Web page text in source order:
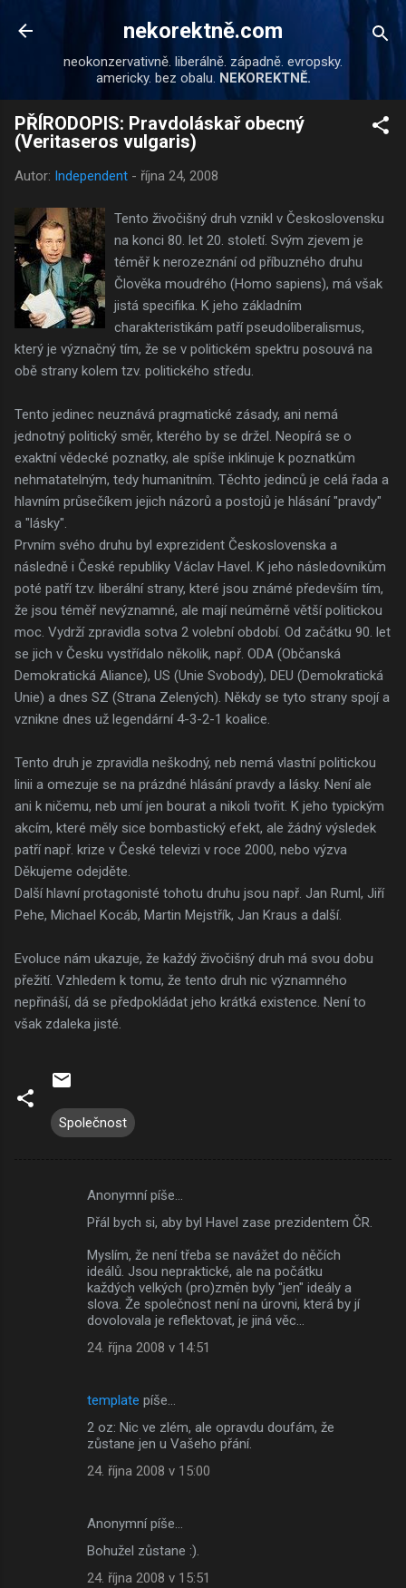
Přeskočit na hlavní obsah
nekorektně.com
neokonzervativně. liberálně. západně. evropsky.
americky. bez obalu. NEKOREKTNĚ.
PŘÍRODOPIS: Pravdoláskař obecný
(Veritaseros vulgaris)
Autor: Independent - října 24, 2008
Tento živočišný druh vznikl v Československu
na konci 80. let 20. století. Svým zjevem je
téměř k nerozeznání od příbuzného druhu
Člověka moudrého (Homo sapiens), má však
jistá specifika. K jeho základním
charakteristikám patří pseudoliberalismus,
který je význačný tím, že se v politickém spektru posouvá na
obě strany kolem tzv. politického středu.
Tento jedinec neuznává pragmatické zásady, ani nemá
jednotný politický směr, kterého by se držel. Neopírá se o
exaktní vědecké poznatky, ale spíše inklinuje k poznatkům
nehmatatelným, tedy humanitním. Těchto jedinců je celá řada a
hlavním průsečíkem jejich názorů a postojů je hlásání "pravdy"
a "lásky".
Prvním svého druhu byl exprezident Československa a
následně i České republiky Václav Havel. K jeho následovníkům
poté patří tzv. liberální strany, které jsou známé především tím,
že jsou téměř nevýznamné, ale mají neúměrně větší politickou
moc. Vydrží zpravidla sotva 2 volební období. Od začátku 90. let
se jich v Česku vystřídalo několik, např. ODA (Občanská
Demokratická Aliance), US (Unie Svobody), DEU (Demokratická
Unie) a dnes SZ (Strana Zelených). Někdy se tyto strany spojí a
vznikne dnes už legendární 4-3-2-1 koalice.
Tento druh je zpravidla neškodný, neb nemá vlastní politickou
linii a omezuje se na prázdné hlásání pravdy a lásky. Není ale
ani k ničemu, neb umí jen bourat a nikoli tvořit. K jeho typickým
akcím, které měly sice bombastický efekt, ale žádný výsledek
patří např. krize v České televizi v roce 2000, nebo výzva
Děkujeme odejděte.
Další hlavní protagonisté tohotu druhu jsou např. Jan Ruml, Jiří
Pehe, Michael Kocáb, Martin Mejstřík, Jan Kraus a další.
Evoluce nám ukazuje, že každý živočišný druh má svou dobu
přežití. Vzhledem k tomu, že tento druh nic významného
nepřináší, dá se předpokládat jeho krátká existence. Není to
však zdaleka jisté.
Společnost
Anonymní píše…
Přál bych si, aby byl Havel zase prezidentem ČR.
Myslím, že není třeba se navážet do něčích
ideálů. Jsou nepraktické, ale na počátku
každých velkých (pro)změn byly "jen" ideály a
slova. Že společnost není na úrovni, která by jí
dovolovala je reflektovat, je jiná věc...
24. října 2008 v 14:51
template píše…
2 oz: Nic ve zlém, ale opravdu doufám, že
zůstane jen u Vašeho přání.
24. října 2008 v 15:00
Anonymní píše…
Bohužel zůstane :).
24. října 2008 v 15:51